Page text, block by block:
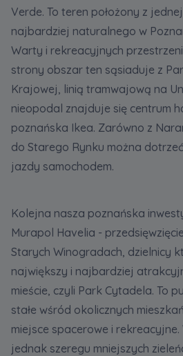
Verde. To teren położony z
najbardziej naturalnego w
Warty i rekreacyjnych
strony obszar ten sąsiaduje z
Krajowej, linią tramwajową na
nieopodal znajduje się centrum
poznańska Ikea. Zarówno z
do Starego Rynku można
jazdy samochodem.
Kolejna nasza poznańska
Murapol Havelia -
Starych Winogradach, dzielnicy
największy i najbardziej
mieście, czyli Park Cytadela. To
stałe wśród okolicznych
miejsce spacerowe i
jednak szeregu mniejszych